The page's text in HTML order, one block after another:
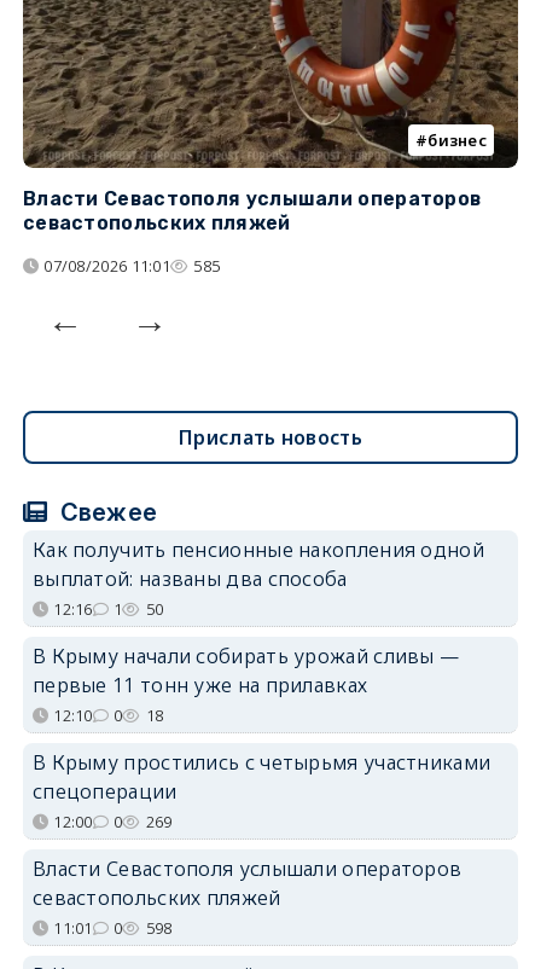
бизнес
Власти Севастополя услышали операторов
севастопольских пляжей
07/08/2026 11:01 585
Прислать новость
Свежее
Как получить пенсионные накопления одной
выплатой: названы два способа
12:16 1 50
В Крыму начали собирать урожай сливы —
первые 11 тонн уже на прилавках
12:10 0 18
В Крыму простились с четырьмя участниками
спецоперации
12:00 0 269
Власти Севастополя услышали операторов
севастопольских пляжей
11:01 0 598